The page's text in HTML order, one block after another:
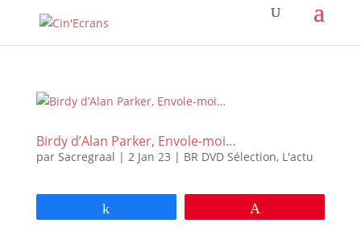
Birdy d’Alan Parker, Envole-moi…
par Sacregraal | 2 Jan 23 | BR DVD Sélection, L'actu